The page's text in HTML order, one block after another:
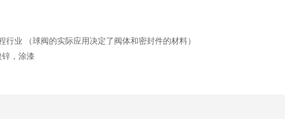
业 （球阀的实际应用决定了阀体和密封件的材料）
，涂漆